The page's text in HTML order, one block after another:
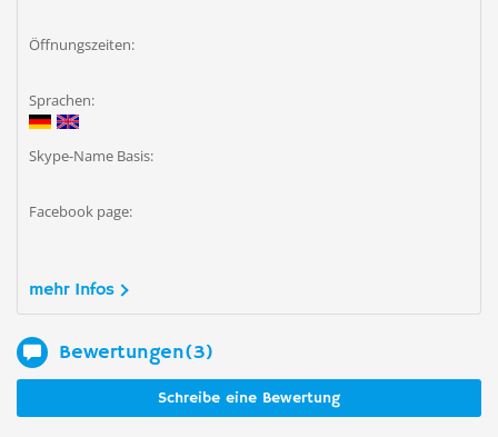
Öffnungszeiten:
Sprachen:
Skype-Name Basis:
Facebook page:
mehr Infos
Bewertungen(3)
Schreibe eine Bewertung